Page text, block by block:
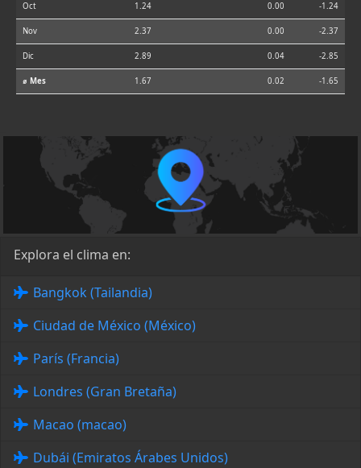
Oct 1.24 0.00 -1.24
Nov 2.37 0.00 -2.37
Dic 2.89 0.04 -2.85
⌀ Mes 1.67 0.02 -1.65
Explora el clima en:
Bangkok (Tailandia)
Ciudad de México (México)
París (Francia)
Londres (Gran Bretaña)
Macao (macao)
Dubái (Emiratos Árabes Unidos)